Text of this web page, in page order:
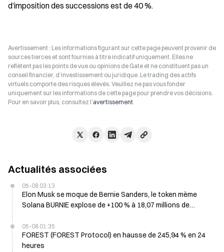
d’imposition des successions est de 40 %.
Avertissement : Les informations figurant sur cette page peuvent provenir de
sources tierces et sont fournies à titre indicatif uniquement. Elles ne
reflètent pas les points de vue ou opinions de Gate et ne constituent pas un
conseil financier, d’investissement ou juridique. Le trading des actifs
virtuels comporte des risques élevés. Veuillez ne pas vous fonder
uniquement sur les informations de cette page pour prendre vos décisions.
Pour en savoir plus, consultez l’avertissement.
Actualités associées
05-08 03:13
Elon Musk se moque de Bernie Sanders, le token mème
Solana BURNIE explose de +100 % à 18,07 millions de
05-08 01:35
FOREST (FOREST Protocol) en hausse de 245,94 % en 24
heures